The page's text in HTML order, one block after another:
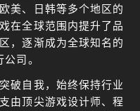
美、日韩等多个地区的
在全球范围内提升了品
，逐渐成为全球知名的
司。
破自我，始终保持行业
由顶尖游戏设计师、程